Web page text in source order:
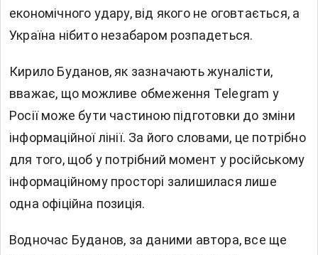
економічного удару, від якого не оговтається, а
Україна нібито незабаром розпадеться.
Кирило Буданов, як зазначають жуналісти,
вважає, що можливе обмеження Telegram у
Росії може бути частиною підготовки до зміни
інформаційної лінії. За його словами, це потрібно
для того, щоб у потрібний момент у російському
інформаційному просторі залишилася лише
одна офіційна позиція.
Водночас Буданов, за даними автора, все ще